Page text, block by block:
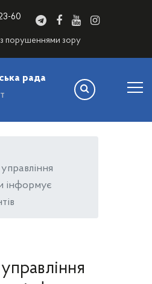
60
порушеннями зору
рада
інформує